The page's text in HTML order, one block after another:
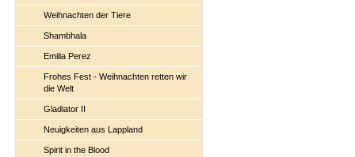
Weihnachten der Tiere
Shambhala
Emilia Perez
Frohes Fest - Weihnachten retten wir
die Welt
Gladiator II
Neuigkeiten aus Lappland
Spirit in the Blood